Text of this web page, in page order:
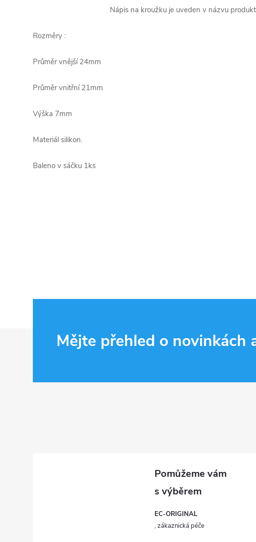
Nápis na kroužku je uveden v názvu
Rozměry :
Průměr vnější 24mm
Průměr vnitřní 21mm
Výška 7mm
Materiál silikon.
Baleno v sáčku 1ks
Mějte přehled o novinkách
EC-ORIGINAL